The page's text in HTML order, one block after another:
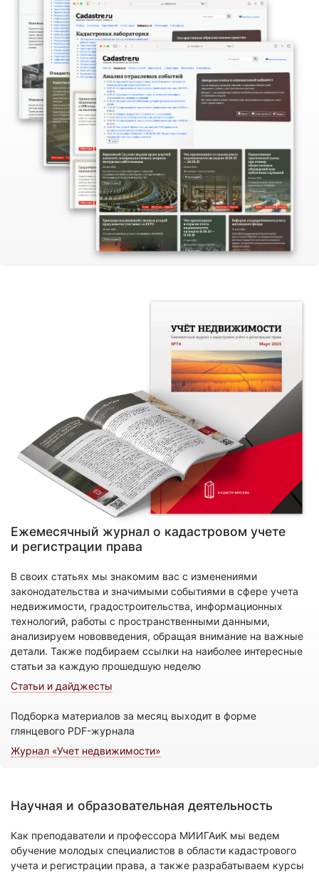
Ежемесячный журнал о кадастровом учете
и регистрации права
В своих статьях мы знакомим вас с изменениями
законодательства и значимыми событиями в сфере учета
недвижимости, градостроительства, информационных
технологий, работы с пространственными данными,
анализируем нововведения, обращая внимание на важные
детали. Также подбираем ссылки на наиболее интересные
статьи за каждую прошедшую неделю
Статьи и дайджесты
Подборка материалов за месяц выходит в форме
глянцевого PDF-журнала
Журнал «Учет недвижимости»
Научная и образовательная деятельность
Как преподаватели и профессора МИИГАиК мы ведем
обучение молодых специалистов в области кадастрового
учета и регистрации права, а также разрабатываем курсы